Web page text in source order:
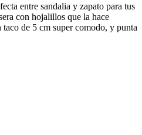
entre sandalia y zapato para tus
con hojalillos que la hace
de 5 cm super comodo, y punta